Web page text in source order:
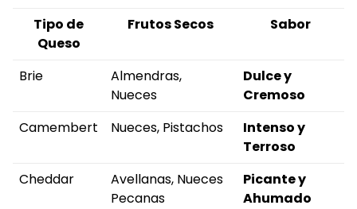
Tipo de
Queso
Frutos Secos Sabor
Brie
Almendras,
Nueces
Dulce y
Cremoso
Camembert
Nueces, Pistachos
Intenso y
Terroso
Cheddar
Avellanas, Nueces
Pecanas
Picante y
Ahumado